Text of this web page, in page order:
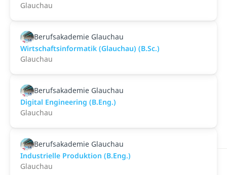
Glauchau
Berufsakademie Glauchau
Wirtschaftsinformatik (Glauchau) (B.Sc.)
Glauchau
Berufsakademie Glauchau
Digital Engineering (B.Eng.)
Glauchau
Berufsakademie Glauchau
Industrielle Produktion (B.Eng.)
Glauchau